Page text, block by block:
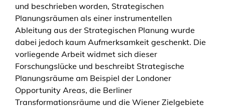
und beschrieben worden, Strategischen
Planungsräumen als einer instrumentellen
Ableitung aus der Strategischen Planung wurde
dabei jedoch kaum Aufmerksamkeit geschenkt. Die
vorliegende Arbeit widmet sich dieser
Forschungslücke und beschreibt Strategische
Planungsräume am Beispiel der Londoner
Opportunity Areas, die Berliner
Transformationsräume und die Wiener Zielgebiete